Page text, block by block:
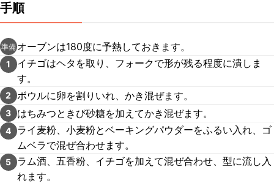
手順
準備 オーブンは180度に予熱しておきます。
1
イチゴはヘタを取り、フォークで形が残る程度に潰しま
す。
2 ボウルに卵を割りいれ、かき混ぜます。
3 はちみつときび砂糖を加えてかき混ぜます。
4
ライ麦粉、小麦粉とベーキングパウダーをふるい入れ、ゴ
ムベラで混ぜ合わせます。
5
ラム酒、五香粉、イチゴを加えて混ぜ合わせ、型に流し入
れます。